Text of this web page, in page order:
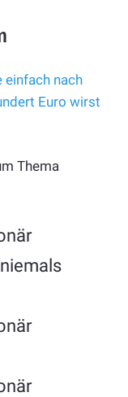
einfach nach
Euro wirst
Thema